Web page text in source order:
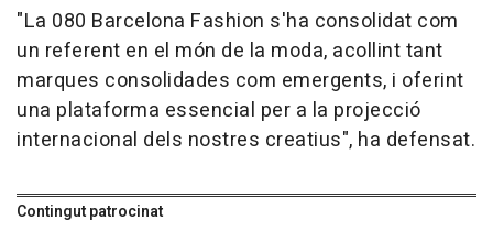
"La 080 Barcelona Fashion s'ha consolidat com
un referent en el món de la moda, acollint tant
marques consolidades com emergents, i oferint
una plataforma essencial per a la projecció
internacional dels nostres creatius", ha defensat.
Contingut patrocinat